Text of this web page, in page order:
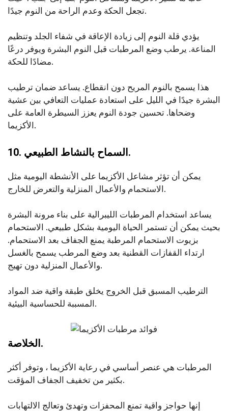
تجعل الحكة وعدم الراحة من النوم جيدًا.
يؤدي قلة النوم إلى زيادة الإعاقة في شفاء الجلد وتنظيم
المناعة. يرطب وضع المرطبات قبل النوم البشرة ويوفر درعًا
مضادًا للحكة.
هذا يسمح بالنوم المريح دون انقطاع. يساعد ضمان ترطيب
البشرة جيدًا في الليل على استعادة عمليات التعافي بين عشية
وضحاها. تحسين جودة النوم يعزز السيطرة العامة على
الأكزيما.
10. السماح بالنشاط الطبيعي.
يمكن أن تؤثر مشاعل الأكزيما على الأنشطة اليومية مثل
الاستحمام والأعمال المنزلية والتعرض للخارج.
يساعد استخدام المرطبات الليبرالية على بناء مرونة البشرة
بحيث يمكن أن تستمر الحياة اليومية بشكل طبيعي. الاستحمام
بزيوت الاستحمام المرطبة يمنع الجفاف بعد الاستحمام.
ارتداء القفازات القطنية بعد وضع المرطب يسمح بالغسل
والأعمال المنزلية دون تهيج.
الترطيب المسبق قبل الخروج يخلق طبقة واقية ضد المواد
المسببة للحساسية البيئية.
الخلاصة.
المرطبات هي عنصر أساسي في رعاية الأكزيما ، وتوفر أكثر
بكثير من تخفيف الجفاف المؤقت.
إنها حواجز واقية تمنع المحفزات وتهدئ وتعالج الالتهابات